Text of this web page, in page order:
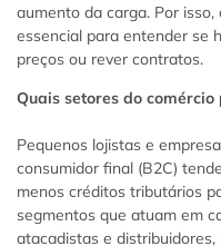
aumento da carga. Por
essencial para entender se
preços ou rever contratos.
Quais setores do
Pequenos lojistas e
consumidor final (B2C)
menos créditos tributários
segmentos que atuam em
atacadistas e